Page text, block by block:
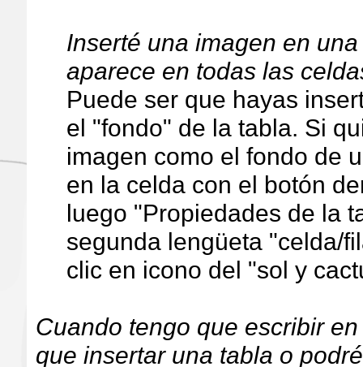
Inserté una imagen en
aparece en todas las
Puede ser que hayas
el "fondo" de la tabla. Si
imagen como el fondo de
en la celda con el botón
luego "Propiedades de la
segunda lengüeta "celda/
clic en icono del "sol y
Cuando tengo que escribir
que insertar una tabla o